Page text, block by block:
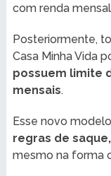
com renda
Posteriormente,
Casa Minha Vida
possuem limite
mensais.
Esse novo
regras de
mesmo na forma